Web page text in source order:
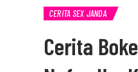
CERITA SEX JANDA
Cerita